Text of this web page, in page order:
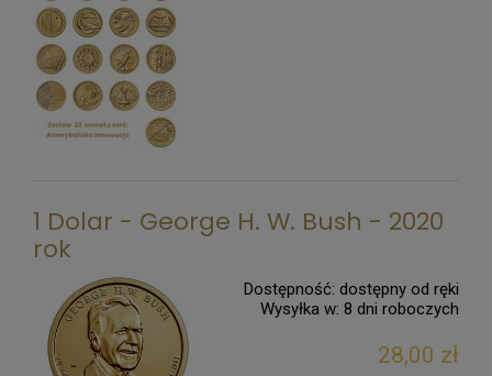
1 Dolar - George H. W. Bush - 2020
rok
Dostępność: dostępny od ręki
Wysyłka w: 8 dni roboczych
28,00 zł